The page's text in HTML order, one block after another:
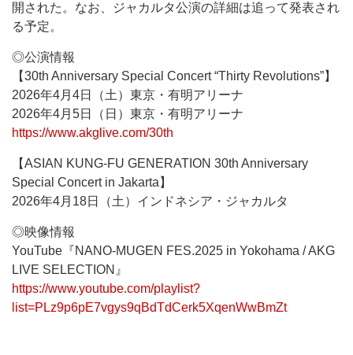
開された。なお、ジャカルタ公演の詳細は追って発表され
る予定。
◎公演情報
【30th Anniversary Special Concert “Thirty Revolutions”】
2026年4月4日（土）東京・有明アリーナ
2026年4月5日（日）東京・有明アリーナ
https://www.akglive.com/30th
【ASIAN KUNG-FU GENERATION 30th Anniversary
Special Concert in Jakarta】
2026年4月18日（土）インドネシア・ジャカルタ
◎映像情報
YouTube『NANO-MUGEN FES.2025 in Yokohama / AKG
LIVE SELECTION』
https://www.youtube.com/playlist?
list=PLz9p6pE7vgys9qBdTdCerk5XqenWwBmZt